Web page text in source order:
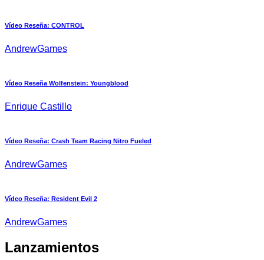
Vídeo Reseña: CONTROL
AndrewGames
Vídeo Reseña Wolfenstein: Youngblood
Enrique Castillo
Vídeo Reseña: Crash Team Racing Nitro Fueled
AndrewGames
Vídeo Reseña: Resident Evil 2
AndrewGames
Lanzamientos